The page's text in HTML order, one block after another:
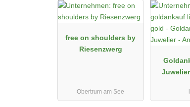
free on shoulders by
Riesenzwerg
Obertrum am See